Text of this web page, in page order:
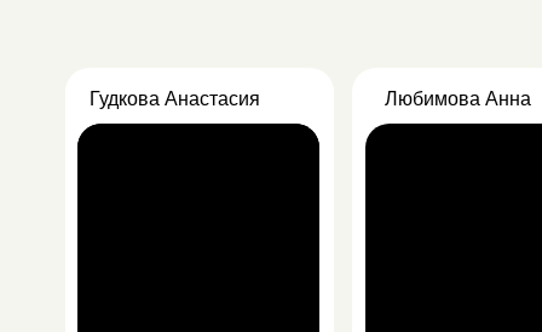
Гудкова Анастасия Любимова Анна